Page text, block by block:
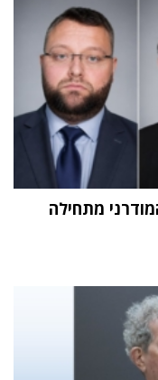
מתחילה